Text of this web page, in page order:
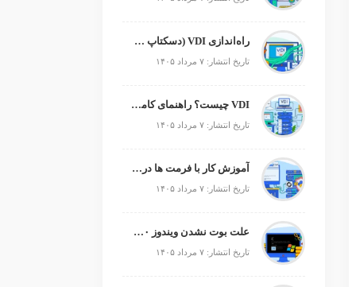
راه‌اندازی VDI (دسکتاپ مجازی)
تاریخ انتشار: ۷ مرداد ۱۴۰۵
VDI چیست؟ راهنمای کامل زیرساخت دسکتاپ مجازی
تاریخ انتشار: ۷ مرداد ۱۴۰۵
آموزش کار با فرمت ها در پایتون
تاریخ انتشار: ۷ مرداد ۱۴۰۵
علت بوت نشدن ویندوز ۱۰ و ۱۱ + آموزش رفع مشکل (راهنمای گام‌به‌گام)
تاریخ انتشار: ۷ مرداد ۱۴۰۵